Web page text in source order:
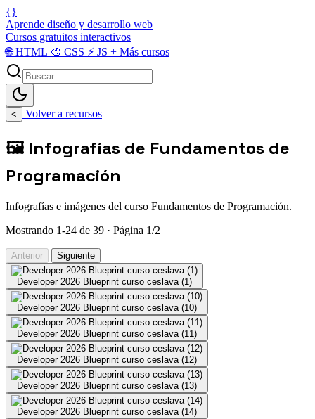
{}
Aprende diseño y desarrollo web
Cursos gratuitos interactivos
🌐HTML 🎨 CSS ⚡ JS + Más cursos
< Volver a recursos
🖼️ Infografías de Fundamentos de
Programación
Infografías e imágenes del curso Fundamentos de Programación.
Mostrando 1-24 de 39 · Página 1/2
Anterior Siguiente
Developer 2026 Blueprint curso ceslava (1)
Developer 2026 Blueprint curso ceslava (10)
Developer 2026 Blueprint curso ceslava (11)
Developer 2026 Blueprint curso ceslava (12)
Developer 2026 Blueprint curso ceslava (13)
Developer 2026 Blueprint curso ceslava (14)